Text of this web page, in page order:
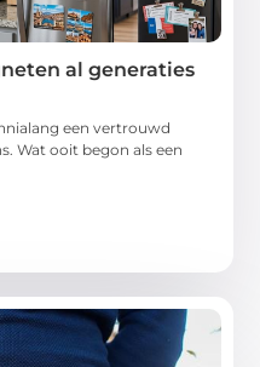
al generaties
een vertrouwd
Wat ooit begon als een